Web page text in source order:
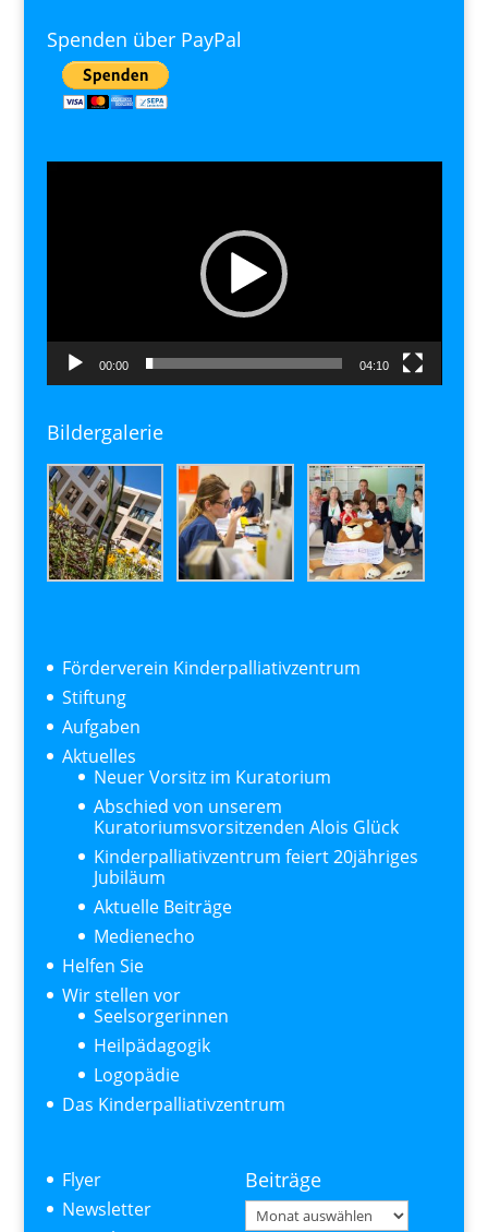
Spenden über PayPal
00:00 04:10
Bildergalerie
Förderverein Kinderpalliativzentrum
Stiftung
Aufgaben
Aktuelles
Neuer Vorsitz im Kuratorium
Abschied von unserem
Kuratoriumsvorsitzenden Alois Glück
Kinderpalliativzentrum feiert 20jähriges
Jubiläum
Aktuelle Beiträge
Medienecho
Helfen Sie
Wir stellen vor
Seelsorgerinnen
Heilpädagogik
Logopädie
Das Kinderpalliativzentrum
Flyer
Newsletter
Beiträge
Beiträge